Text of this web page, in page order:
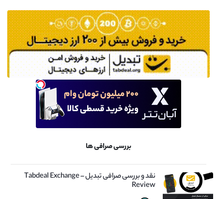
بررسی صرافی ها
نقد و بررسی صرافی تبدیل – Tabdeal Exchange
Review